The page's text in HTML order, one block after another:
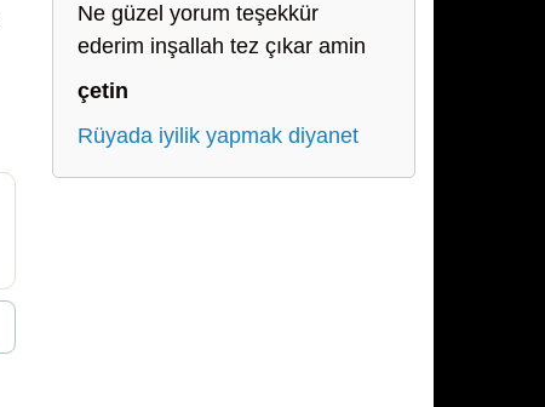
Ne güzel yorum teşekkür
ederim inşallah tez çıkar amin
çetin
Rüyada iyilik yapmak diyanet